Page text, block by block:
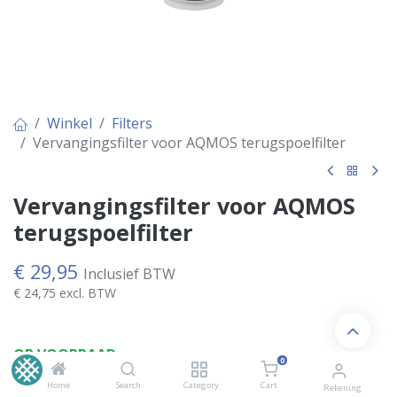
Home Search Category
0
Cart Rekening
Winkel
Filters
Vervangingsfilter voor AQMOS terugspoelfilter
Vervangingsfilter voor AQMOS
terugspoelfilter
€ 29,95 Inclusief BTW
€ 24,75 excl. BTW
OP VOORRAAD